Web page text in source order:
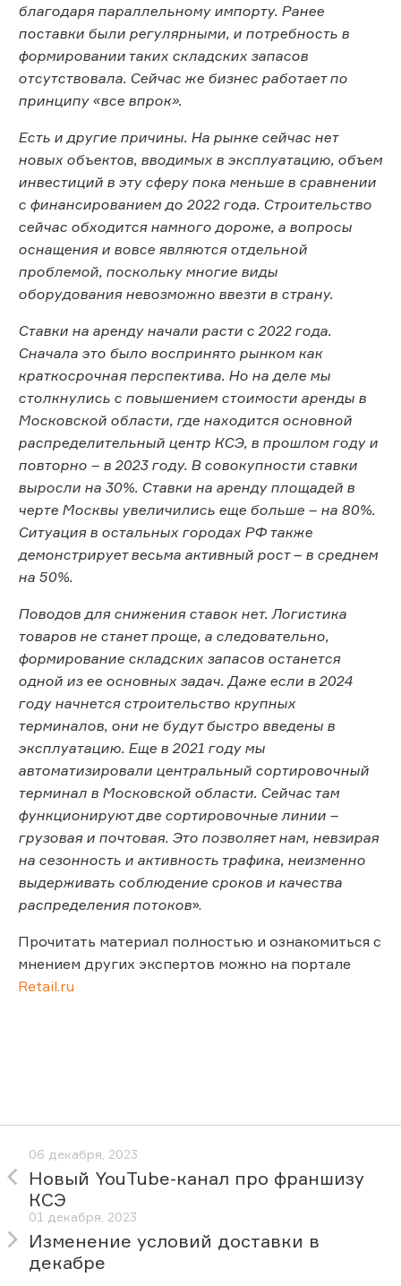
благодаря параллельному импорту. Ранее
поставки были регулярными, и потребность в
формировании таких складских запасов
отсутствовала. Сейчас же бизнес работает по
принципу «все впрок».
Есть и другие причины. На рынке сейчас нет
новых объектов, вводимых в эксплуатацию, объем
инвестиций в эту сферу пока меньше в сравнении
с финансированием до 2022 года. Строительство
сейчас обходится намного дороже, а вопросы
оснащения и вовсе являются отдельной
проблемой, поскольку многие виды
оборудования невозможно ввезти в страну.
Ставки на аренду начали расти с 2022 года.
Сначала это было воспринято рынком как
краткосрочная перспектива. Но на деле мы
столкнулись с повышением стоимости аренды в
Московской области, где находится основной
распределительный центр КСЭ, в прошлом году и
повторно – в 2023 году. В совокупности ставки
выросли на 30%. Ставки на аренду площадей в
черте Москвы увеличились еще больше – на 80%.
Ситуация в остальных городах РФ также
демонстрирует весьма активный рост – в среднем
на 50%.
Поводов для снижения ставок нет. Логистика
товаров не станет проще, а следовательно,
формирование складских запасов останется
одной из ее основных задач. Даже если в 2024
году начнется строительство крупных
терминалов, они не будут быстро введены в
эксплуатацию. Еще в 2021 году мы
автоматизировали центральный сортировочный
терминал в Московской области. Сейчас там
функционируют две сортировочные линии –
грузовая и почтовая. Это позволяет нам, невзирая
на сезонность и активность трафика, неизменно
выдерживать соблюдение сроков и качества
распределения потоков».
Прочитать материал полностью и ознакомиться с
мнением других экспертов можно на портале
Retail.ru
06 декабря, 2023
Новый YouTube-канал про франшизу
КСЭ
01 декабря, 2023
Изменение условий доставки в
декабре